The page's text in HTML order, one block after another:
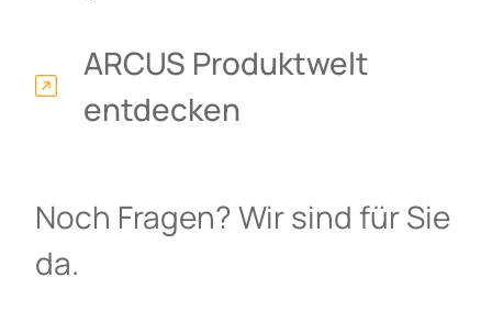
ARCUS Produktwelt
entdecken
Noch Fragen? Wir sind für Sie
da.